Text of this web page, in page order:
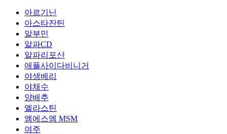
아르기닌
아스타잔틴
알부민
알파CD
알파리포산
애플사이다비니거
야생베리
야채수
양배추
엘라스틴
엠에스엠 MSM
여주